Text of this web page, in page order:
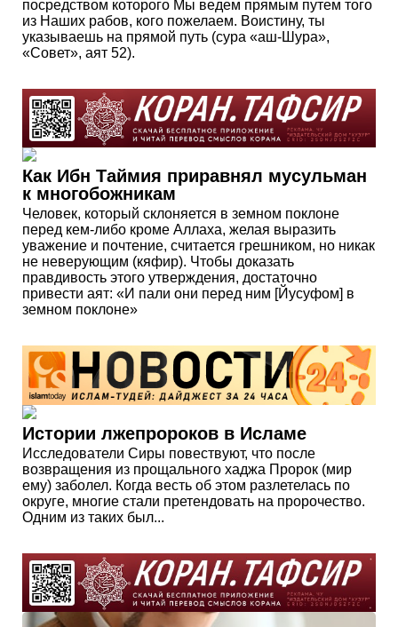
посредством которого Мы ведем прямым путем того
из Наших рабов, кого пожелаем. Воистину, ты
указываешь на прямой путь (сура «аш-Шура»,
«Совет», аят 52).
Как Ибн Таймия приравнял мусульман
к многобожникам
Человек, который склоняется в земном поклоне
перед кем-либо кроме Аллаха, желая выразить
уважение и почтение, считается грешником, но никак
не неверующим (кяфир). Чтобы доказать
правдивость этого утверждения, достаточно
привести аят: «И пали они перед ним [Йусуфом] в
земном поклоне»
Истории лжепророков в Исламе
Исследователи Сиры повествуют, что после
возвращения из прощального хаджа Пророк (мир
ему) заболел. Когда весть об этом разлетелась по
округе, многие стали претендовать на пророчество.
Одним из таких был...